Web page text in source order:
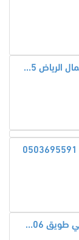
شراء مكيفات مستعملة شمال الرياض 0559816735
راعي شراء اثاث مستعمل حي طويق 0531839106